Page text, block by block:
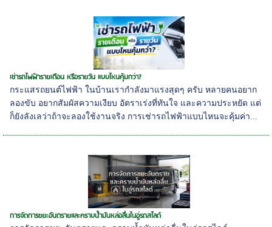
เช่ารถไฟฟ้ารายเดือน หรือรายวัน แบบไหนคุ้มกว่า?
กระแสรถยนต์ไฟฟ้า ในบ้านเรากำลังมาแรงสุดๆ ครับ หลายคนอยาก
ลองขับ อยากสัมผัสความเงียบ อัตราเร่งที่ทันใจ และความประหยัด แต่
ก็ยังลังเลว่าถ้าจะลองใช้งานจริง การเช่ารถไฟฟ้าแบบไหนจะคุ้มค่า...
การจัดการขยะอันตรายและคราบน้ำมันหล่อลื่นในอู่รถสไลด์